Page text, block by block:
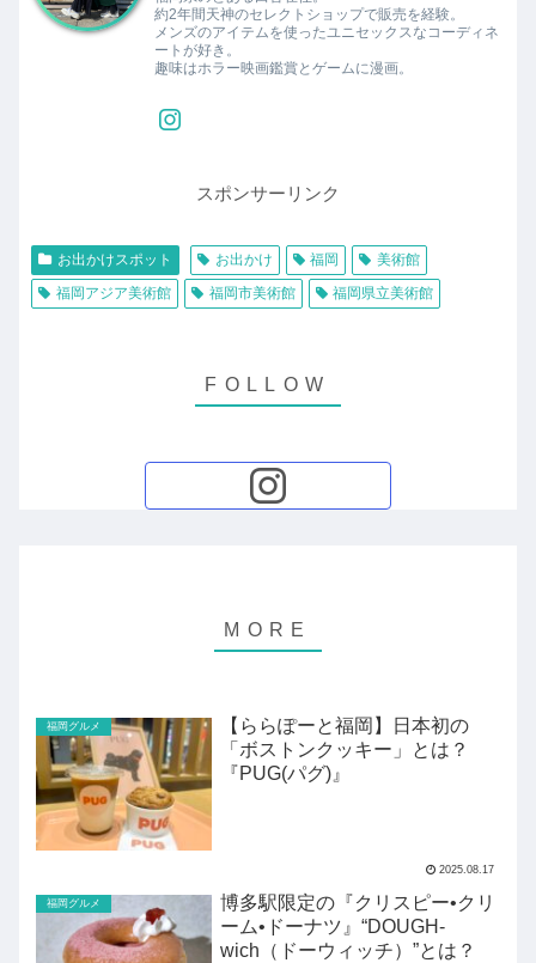
約2年間天神のセレクトショップで販売を経験。
メンズのアイテムを使ったユニセックスなコーディネ
ートが好き。
趣味はホラー映画鑑賞とゲームに漫画。
スポンサーリンク
お出かけスポット お出かけ 福岡
美術館
福岡アジア美術館
福岡市美術館 福岡県立美術館
福岡グルメ
【ららぽーと福岡】日本初の
「ボストンクッキー」とは？
『PUG(パグ)』
2025.08.17
福岡グルメ
博多駅限定の『クリスピー•クリ
ーム•ドーナツ』“DOUGH-
wich（ドーウィッチ）”とは？